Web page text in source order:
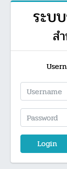
ระบ
ส
Login